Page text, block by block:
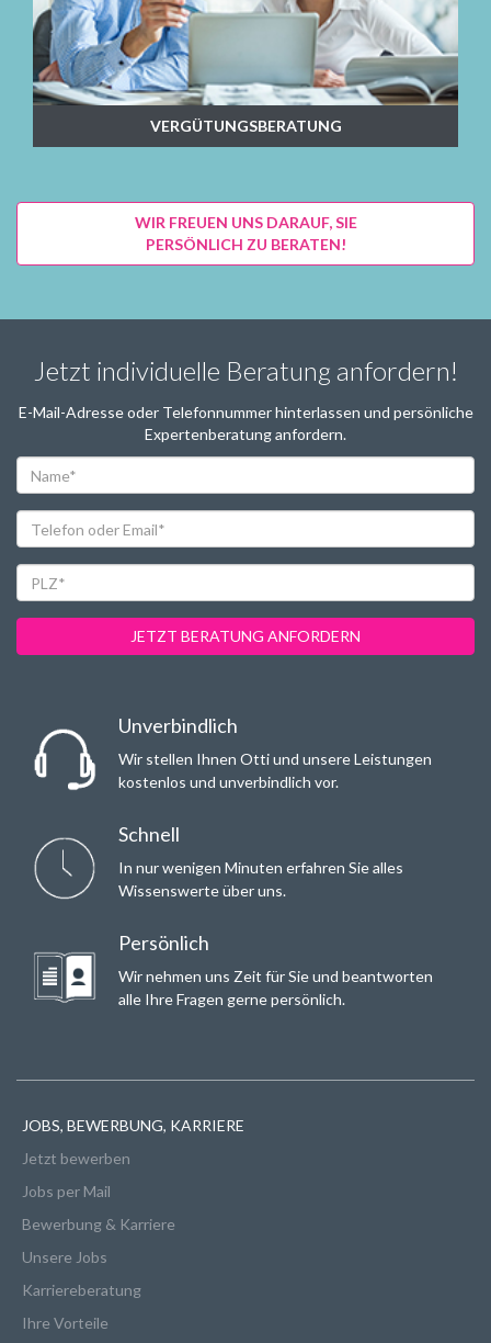
VERGÜTUNGSBERATUNG
WIR FREUEN UNS DARAUF, SIE
PERSÖNLICH ZU BERATEN!
Jetzt individuelle Beratung anfordern!
E-Mail-Adresse oder Telefonnummer hinterlassen und persönliche
Expertenberatung anfordern.
oder
Email*
JETZT BERATUNG ANFORDERN
Unverbindlich
Wir stellen Ihnen Otti und unsere Leistungen
kostenlos und unverbindlich vor.
Schnell
In nur wenigen Minuten erfahren Sie alles
Wissenswerte über uns.
Persönlich
Wir nehmen uns Zeit für Sie und beantworten
alle Ihre Fragen gerne persönlich.
JOBS, BEWERBUNG, KARRIERE
Jetzt bewerben
Jobs per Mail
Bewerbung & Karriere
Unsere Jobs
Karriereberatung
Ihre Vorteile